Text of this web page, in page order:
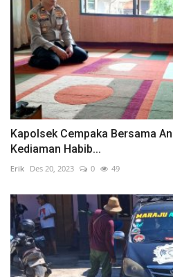
Kapolsek Cempaka Bersama
Kediaman Habib...
Erik Des 20, 2023 0 49